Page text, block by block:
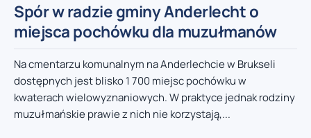
Spór w radzie gminy Anderlecht o
miejsca pochówku dla muzułmanów
Na cmentarzu komunalnym na Anderlechcie w Brukseli
dostępnych jest blisko 1 700 miejsc pochówku w
kwaterach wielowyznaniowych. W praktyce jednak rodziny
muzułmańskie prawie z nich nie korzystają,...